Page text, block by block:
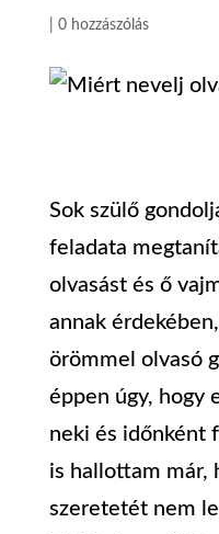
0 hozzászólás
Sok szülő
feladata
olvasást és ő
annak
örömmel olvasó
éppen úgy, hogy
neki és időnként
is hallottam már,
szeretetét nem